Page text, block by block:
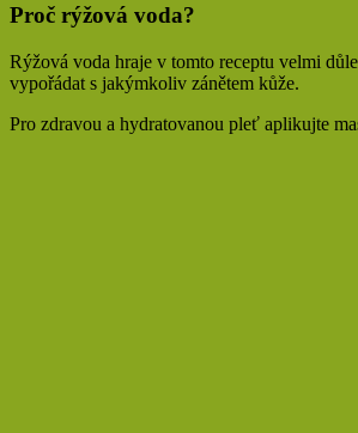
Proč rýžová voda?
Rýžová voda hraje v tomto receptu velmi
vypořádat s jakýmkoliv zánětem kůže.
Pro zdravou a hydratovanou pleť aplikujte